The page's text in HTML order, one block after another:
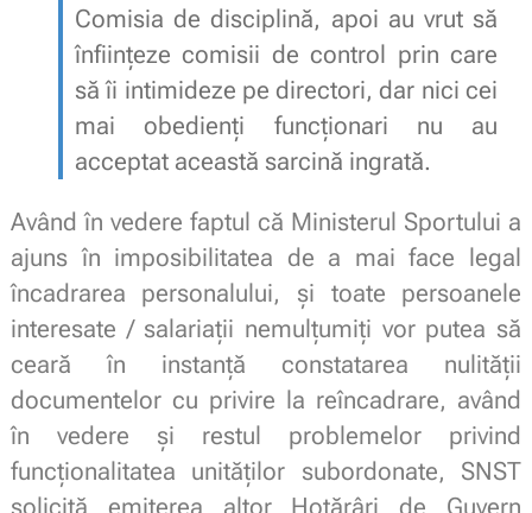
Comisia de disciplină, apoi au vrut să
înființeze comisii de control prin care
să îi intimideze pe directori, dar nici cei
mai obedienți funcționari nu au
acceptat această sarcină ingrată.
Având în vedere faptul că Ministerul Sportului a
ajuns în imposibilitatea de a mai face legal
încadrarea personalului, și toate persoanele
interesate / salariații nemulțumiți vor putea să
ceară în instanță constatarea nulității
documentelor cu privire la reîncadrare, având
în vedere și restul problemelor privind
funcționalitatea unităților subordonate, SNST
solicită emiterea altor Hotărâri de Guvern